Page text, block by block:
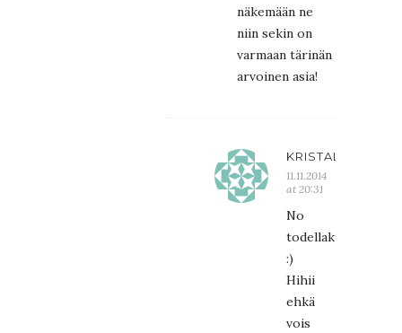
näkemään ne
niin sekin on
varmaan tärinän
arvoinen asia!
KRISTALIINA
11.11.2014
at 20:31
No
todellakin!
:)
Hihii
ehkä
vois